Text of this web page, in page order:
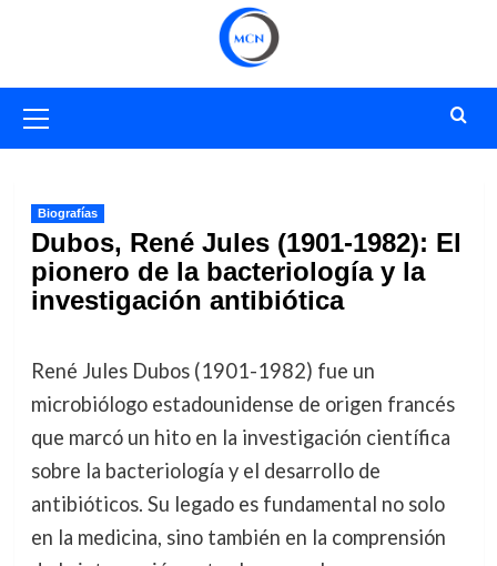
primario
Biografías
Dubos, René Jules (1901-1982): El
pionero de la bacteriología y la
investigación antibiótica
René Jules Dubos (1901-1982) fue un
microbiólogo estadounidense de origen francés
que marcó un hito en la investigación científica
sobre la bacteriología y el desarrollo de
antibióticos. Su legado es fundamental no solo
en la medicina, sino también en la comprensión